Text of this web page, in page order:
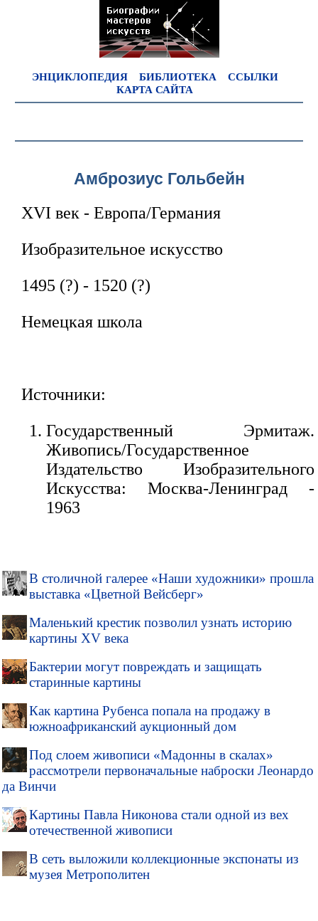
ЭНЦИКЛОПЕДИЯ БИБЛИОТЕКА
ССЫЛКИ
КАРТА САЙТА
Амброзиус Гольбейн
XVI век - Европа/Германия
Изобразительное искусство
1495 (?) - 1520 (?)
Немецкая школа
Источники:
Государственный Эрмитаж.
Живопись/Государственное
Издательство Изобразительного
Искусства: Москва-Ленинград -
1963
В столичной галерее «Наши художники» прошла
выставка «Цветной Вейсберг»
Маленький крестик позволил узнать историю
картины XV века
Бактерии могут повреждать и защищать
старинные картины
Как картина Рубенса попала на продажу в
южноафриканский аукционный дом
Под слоем живописи «Мадонны в скалах»
рассмотрели первоначальные наброски Леонардо
да Винчи
Картины Павла Никонова стали одной из вех
отечественной живописи
В сеть выложили коллекционные экспонаты из
музея Метрополитен